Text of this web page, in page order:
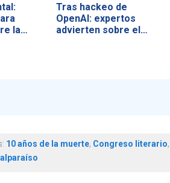
la…
Tras hackeo de
OpenAI: expertos
advierten sobre el…
10 años de la muerte, Congreso literario,